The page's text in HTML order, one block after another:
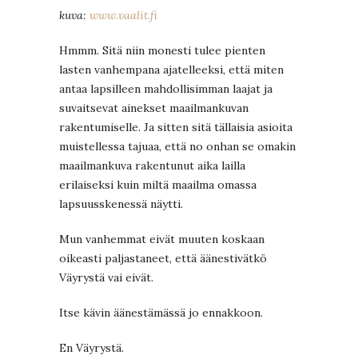
kuva: www.vaalit.fi
Hmmm. Sitä niin monesti tulee pienten
lasten vanhempana ajatelleeksi, että miten
antaa lapsilleen mahdollisimman laajat ja
suvaitsevat ainekset maailmankuvan
rakentumiselle. Ja sitten sitä tällaisia asioita
muistellessa tajuaa, että no onhan se omakin
maailmankuva rakentunut aika lailla
erilaiseksi kuin miltä maailma omassa
lapsuusskenessä näytti.
Mun vanhemmat eivät muuten koskaan
oikeasti paljastaneet, että äänestivätkö
Väyrystä vai eivät.
Itse kävin äänestämässä jo ennakkoon.
En Väyrystä.